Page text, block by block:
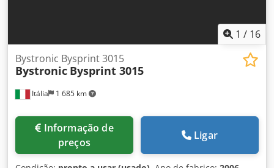
1 / 16
Itália 1 685 km
Bystronic Bysprint 3015
Bystronic Bysprint 3015
preços
Ligar